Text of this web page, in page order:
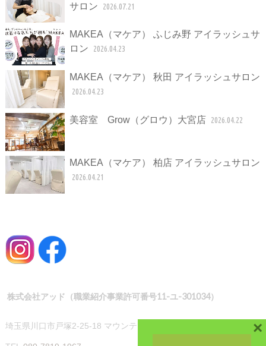
サロン
2026.07.21
MAKEA（マケア） ふじみ野 アイラッシュサ
ロン
2026.04.23
MAKEA（マケア） 秋田 アイラッシュサロン
2026.04.23
美容室 Grow（グロウ）大宮店 2026.04.22
MAKEA（マケア） 柏店 アイラッシュサロン
2026.04.21
株式会社アッド（職業紹介事業許可番号11-ユ-301034）
埼玉県川口市戸塚2-25-18 マウンテンハイツ101 ×